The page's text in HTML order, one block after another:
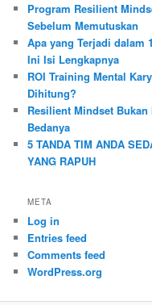
Program Resilient
Sebelum Memutuskan
Apa yang Terjadi dalam
Ini Isi Lengkapnya
ROI Training Mental
Dihitung?
Resilient Mindset
Bedanya
5 TANDA TIM ANDA
YANG RAPUH
META
Log in
Entries feed
Comments feed
WordPress.org